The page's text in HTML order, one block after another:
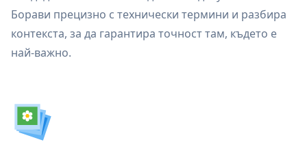
Борави прецизно с технически термини и разбира
контекста, за да гарантира точност там, където е
най-важно.